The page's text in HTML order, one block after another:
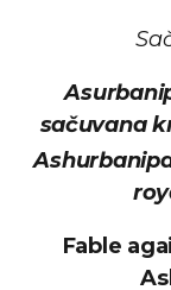
sačuvana
Fable